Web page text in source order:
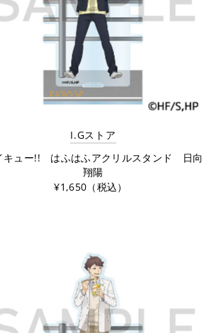
I.Gストア
キュー!! はふはふアクリルスタンド 日向
翔陽
¥1,650（税込）